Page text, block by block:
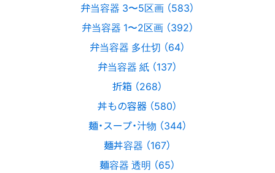
弁当容器 3〜5区画 （583）
弁当容器 1〜2区画 （392）
弁当容器 多仕切 （64）
弁当容器 紙 （137）
折箱 （268）
丼もの容器 （580）
麺・スープ・汁物 （344）
麺丼容器 （167）
麺容器 透明 （65）